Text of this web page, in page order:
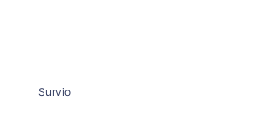
Survio